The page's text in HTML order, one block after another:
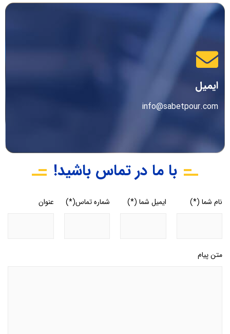
ایمیل
info@sabetpour.com
با ما در تماس باشید!
نام شما (*) ایمیل شما (*) شماره تماس(*) عنوان
متن پیام